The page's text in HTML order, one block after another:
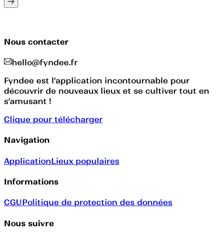
Nous contacter
hello@fyndee.fr
Fyndee est l’application incontournable pour
découvrir de nouveaux lieux et se cultiver tout en
s’amusant !
Clique pour télécharger
Navigation
ApplicationLieux populaires
Informations
CGUPolitique de protection des données
Nous suivre